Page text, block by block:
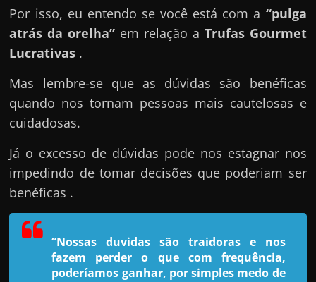
d
o
e
c
o
m
o
g
a
Por isso, eu entendo se você está com a “pulga
atrás da orelha” em relação a Trufas Gourmet
Lucrativas .
Mas lembre-se que as dúvidas são benéficas
quando nos tornam pessoas mais cautelosas e
cuidadosas.
Já o excesso de dúvidas pode nos estagnar nos
impedindo de tomar decisões que poderiam ser
benéficas .
“Nossas duvidas são traidoras e nos
fazem perder o que com frequência,
poderíamos ganhar, por simples medo de